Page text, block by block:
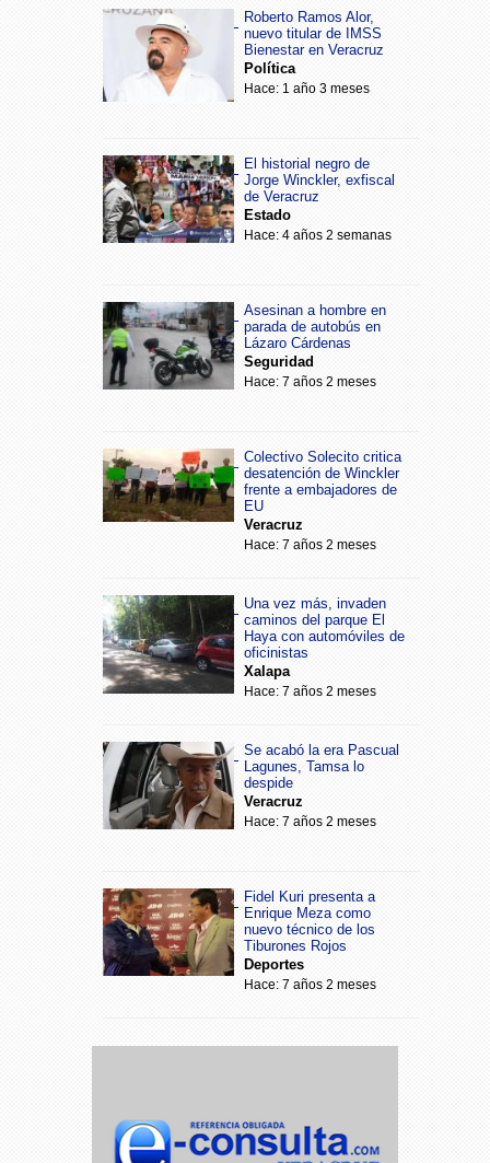
Roberto Ramos Alor,
nuevo titular de IMSS
Bienestar en Veracruz
Política
Hace: 1 año 3 meses
El historial negro de
Jorge Winckler, exfiscal
de Veracruz
Estado
Hace: 4 años 2 semanas
Asesinan a hombre en
parada de autobús en
Lázaro Cárdenas
Seguridad
Hace: 7 años 2 meses
Colectivo Solecito critica
desatención de Winckler
frente a embajadores de
EU
Veracruz
Hace: 7 años 2 meses
Una vez más, invaden
caminos del parque El
Haya con automóviles de
oficinistas
Xalapa
Hace: 7 años 2 meses
Se acabó la era Pascual
Lagunes, Tamsa lo
despide
Veracruz
Hace: 7 años 2 meses
Fidel Kuri presenta a
Enrique Meza como
nuevo técnico de los
Tiburones Rojos
Deportes
Hace: 7 años 2 meses